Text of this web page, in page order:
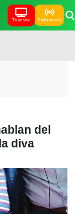
TV en vivo Radio en vivo
del
diva